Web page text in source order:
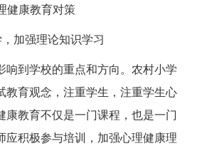
健康教育对策
加强理论知识学习
响到学校的重点和方向。农村小学
教育观念，注重学生，注重学生心
康教育不仅是一门课程，也是一门
应积极参与培训，加强心理健康理